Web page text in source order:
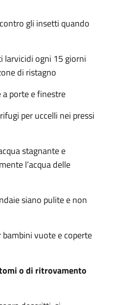
gli insetti quando
larvicidi ogni 15 giorni
di ristagno
a porte e finestre
per uccelli nei pressi
stagnante e
l’acqua delle
siano pulite e non
bambini vuote e coperte
o di ritrovamento